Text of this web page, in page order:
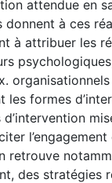
attendue en
donnent à ces
à attribuer les
formes
retrouve
des stratégies